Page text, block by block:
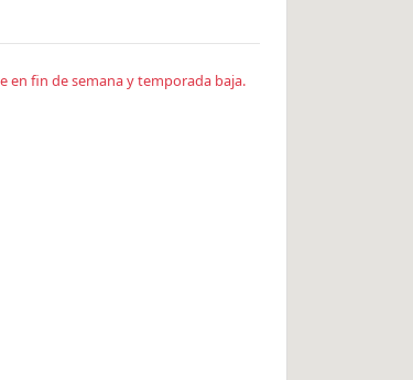
en fin de semana y temporada baja.